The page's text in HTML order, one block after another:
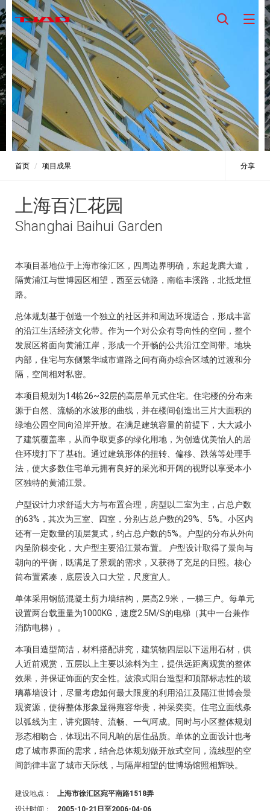
首页 项目成果 分享
上海百汇花园
Shanghai Baihui Garden
本项目基地位于上海市徐汇区，四周边界明确，东起龙腾大道，
隔黄浦江与世博园区相望，西至云锦路，南临丰溪路，北抵龙恒
路。
总体规划基于创造一个独立的社区并和周边环境适合，形成丰富
的沿江生活经济文化带。作为一个对公众有导向性的空间，整个
发展区将面向黄浦江岸，形成一个开畅的公共沿江空间带。地块
内部，住宅与东侧繁华城市道路之间有商办综合区域的过渡和分
隔，空间相对私密。
本项目规划为14栋26~32层的高层单元式住宅。住宅楼的分布来
源于自然、流畅的水波形的曲线，并在楼间创造出三片大面积的
绿地公园空间向沿岸开放。在满足建筑容量的前提下，大大减小
了建筑覆盖率，从而争取更多的绿化用地，为创造优美怡人的居
住环境打下了基础。通过建筑形体的扭转、偏移、跌落等处理手
法，使大多数住宅单元拥有良好的采光和开阔的视野以享受本小
区独特的黄浦江景。
户型设计力求舒适大方与布置合理，房型以二室为主，占总户数
的63%，其次为三室、四室，分别占总户数的29%、5%。小区内
还有一定数量的顶层复式，约占总户数的5%。户型的分布从外向
内呈阶梯变化，大户型主要沿江景布置。 户型设计取得了景向与
朝向的平衡，既满足了景观的需求，又获得了充足的日照。核心
筒布置紧凑，底层设入口大堂，尺度宜人。
单体采用钢筋混凝土剪力墙结构，层高2.9米，一梯三户。每单元
设置两台载重量为1000KG，速度2.5M/S的电梯（其中一台兼作
消防电梯）。
本项目造型简洁，材料搭配讲究，建筑物四层以下运用石材，供
人近前观赏，五层以上主要以涂料为主，提供远距离观赏的整体
效果，并保证饰面的安全性。波浪式阳台造型和顶部标志性的玻
璃幕墙设计，尽量考虑如何最大限度的利用沿江及隔江世博会景
观资源，使得整体形象显得雍容华贵，神采奕奕。住宅立面线条
以弧线为主，讲究圆转、流畅、一气呵成。同时与小区整体规划
形态相吻合，体现出不同凡响的居住品质。单体的立面设计也考
虑了城市界面的需求，结合总体规划做开放式空间，流线型的空
间韵律丰富了城市天际线，与隔岸相望的世博场馆照相辉映。
建设地点：
上海市徐汇区宛平南路1518弄
设计时间：
2005-10-21日至2006-04-06